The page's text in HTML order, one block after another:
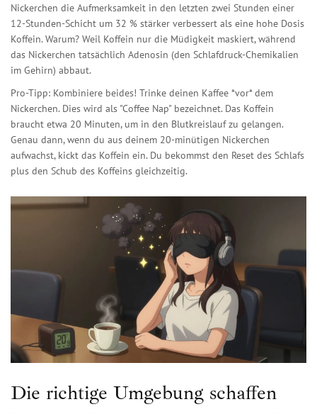
Nickerchen die Aufmerksamkeit in den letzten zwei Stunden einer
12-Stunden-Schicht um 32 % stärker verbessert als eine hohe Dosis
Koffein. Warum? Weil Koffein nur die Müdigkeit maskiert, während
das Nickerchen tatsächlich Adenosin (den Schlafdruck-Chemikalien
im Gehirn) abbaut.
Pro-Tipp: Kombiniere beides! Trinke deinen Kaffee *vor* dem
Nickerchen. Dies wird als "Coffee Nap" bezeichnet. Das Koffein
braucht etwa 20 Minuten, um in den Blutkreislauf zu gelangen.
Genau dann, wenn du aus deinem 20-minütigen Nickerchen
aufwachst, kickt das Koffein ein. Du bekommst den Reset des Schlafs
plus den Schub des Koffeins gleichzeitig.
Die richtige Umgebung schaffen